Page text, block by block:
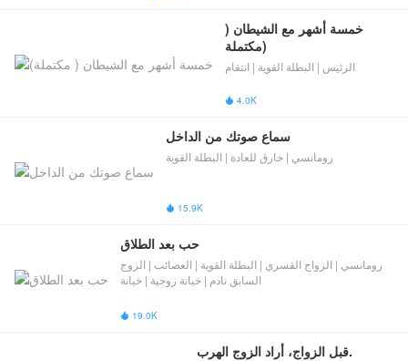
خمسة أشهر مع الشيطان (
مكتملة)
الرئيس | البطلة القوية | انتقام
 4.0K
سماع صوتك من الداخل
رومانسي | خارق للعادة | البطلة القوية
 15.9K
حب بعد الطلاق
رومانسي | الزواج القسري | البطلة القوية | العصائب | ​الزوج
السابق نادم​​ | خيانة زوجية | خيانة
 19.0K
قبل الزواج، أراد الزوج الهرب.